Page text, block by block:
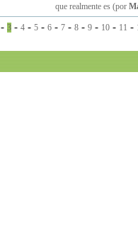
que realmente es (por
- 3 - 4 - 5 - 6 - 7 - 8 - 9 - 10 - 11 -